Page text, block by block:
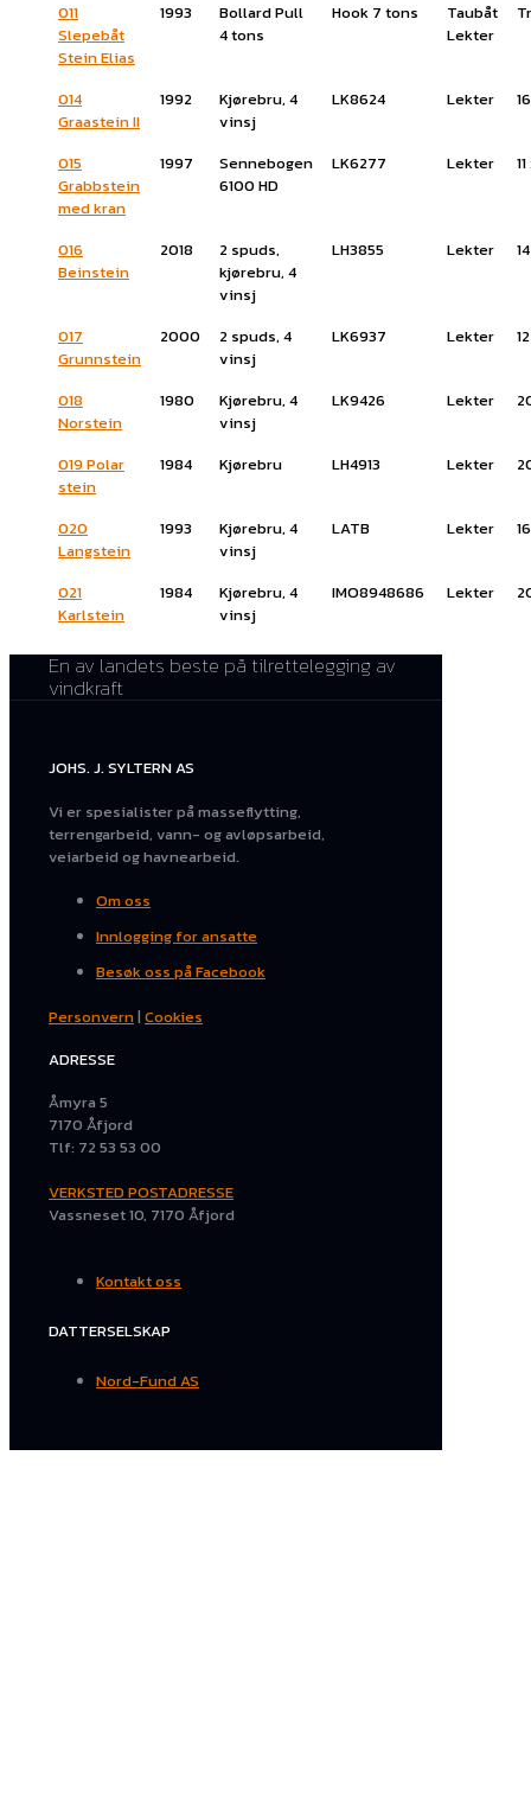
011
Slepebåt
Stein Elias
1993
Bollard Pull
4 tons
Hook 7 tons
Taubåt
Lekter
014
Graastein II
1992
Kjørebru, 4
vinsj
LK8624 Lekter
015
Grabbstein
med kran
1997
Sennebogen
6100 HD
LK6277 Lekter
016
Beinstein
2018
2 spuds,
kjørebru, 4
vinsj
LH3855 Lekter
017
Grunnstein
2000
2 spuds, 4
vinsj
LK6937 Lekter
018
Norstein
1980
Kjørebru, 4
vinsj
LK9426 Lekter
019 Polar
stein
1984 Kjørebru LH4913 Lekter
020
Langstein
1993
Kjørebru, 4
vinsj
LATB Lekter
021
Karlstein
1984
Kjørebru, 4
vinsj
IMO8948686 Lekter
En av landets beste på tilrettelegging av
vindkraft
JOHS. J. SYLTERN AS
Vi er spesialister på masseflytting,
terrengarbeid, vann- og avløpsarbeid,
veiarbeid og havnearbeid.
Om oss
Innlogging for ansatte
Besøk oss på Facebook
Personvern| Cookies
ADRESSE
Åmyra 5
7170 Åfjord
Tlf: 72 53 53 00
VERKSTED POSTADRESSE
Vassneset 10, 7170 Åfjord
Kontakt oss
DATTERSELSKAP
Nord-Fund AS